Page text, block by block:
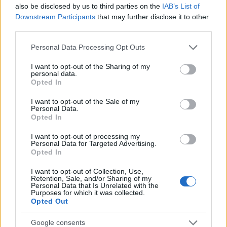
also be disclosed by us to third parties on the IAB’s List of
Downstream Participants that may further disclose it to other
Please note that this website/app uses one or more Google
not limited to your visit or usage behaviour. You may click to
grant or deny consent to Google and its third-party tags to
use your data for below specified purposes in below Google
consent section.
Personal Data Processing Opt Outs
I want to opt-out of the Sharing of my
personal data.
Opted In
I want to opt-out of the Sale of my
Personal Data.
Opted In
I want to opt-out of processing my
Personal Data for Targeted Advertising.
Opted In
I want to opt-out of Collection, Use,
Retention, Sale, and/or Sharing of my
Personal Data that Is Unrelated with the
Purposes for which it was collected.
Opted Out
Google consents
μια απλή ιδέα αλλά για ένα ολοκληρωμένο
δημιουργικό σχέδιο. Εξομολογείται ότι η πρώτη σεζόν
τον είχε περιορίσει σε πιο παραδοσιακές τηλεοπτικές
φόρμες, ενώ η δεύτερη τον πλησίασε περισσότερο στο
έφτασε τελικά στο ύφος που ονειρευόταν: πιο
εσωτερικό, πιο ονειρικό, πιο ελευθεριακό στην
κεφάλαιο περισσότερο προσγειωμένο ή τηλεοπτικά
«συγκρατημένο», ίσως απογοητευτεί. Ο Fuller το
καθιστά σαφές: η επόμενη σεζόν ακολουθεί την
αισθητική τροχιά του τρίτου κύκλου.
Παρά τον ενθουσιασμό του δημιουργού και των
ηθοποιών, οι προκλήσεις που ορθώνονται μπροστά
δεν είναι αμελητέες. Η απώλεια της
Laurentiis, βασικής παραγωγού του franchise,
δημιουργεί περίπλοκες παραγωγικές και οργανωτικές